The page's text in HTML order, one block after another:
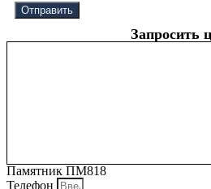
Отправить
Запросить
Памятник ПМ818
Телефон